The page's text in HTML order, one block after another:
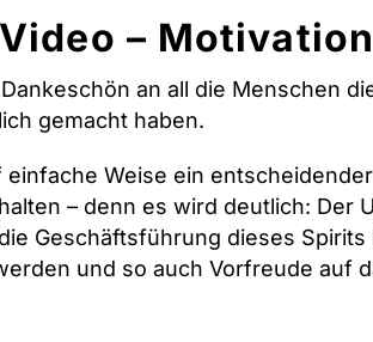
–
an all die Menschen
gemacht haben.
Weise ein
– denn es wird deutlich: Der
Geschäftsführung dieses
und so auch Vorfreude auf